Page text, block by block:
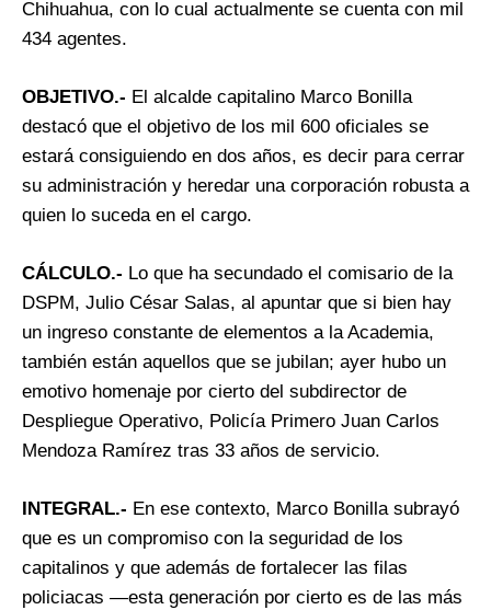
Chihuahua, con lo cual actualmente se cuenta con mil
434 agentes.
OBJETIVO.- El alcalde capitalino Marco Bonilla
destacó que el objetivo de los mil 600 oficiales se
estará consiguiendo en dos años, es decir para cerrar
su administración y heredar una corporación robusta a
quien lo suceda en el cargo.
CÁLCULO.- Lo que ha secundado el comisario de la
DSPM, Julio César Salas, al apuntar que si bien hay
un ingreso constante de elementos a la Academia,
también están aquellos que se jubilan; ayer hubo un
emotivo homenaje por cierto del subdirector de
Despliegue Operativo, Policía Primero Juan Carlos
Mendoza Ramírez tras 33 años de servicio.
INTEGRAL.- En ese contexto, Marco Bonilla subrayó
que es un compromiso con la seguridad de los
capitalinos y que además de fortalecer las filas
policiacas —esta generación por cierto es de las más